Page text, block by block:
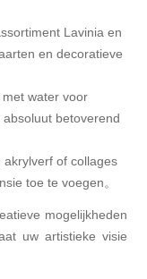
Lavinia en
en decoratieve
water voor
betoverend
of collages
toe te voegen。
mogelijkheden
uw artistieke visie